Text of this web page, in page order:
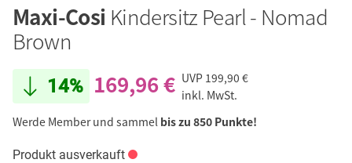
Maxi-Cosi Kindersitz Pearl - Nomad
Brown
14% 169,96 € UVP 199,90 €
inkl. MwSt.
Werde Member und sammel bis zu 850 Punkte!
Produkt ausverkauft